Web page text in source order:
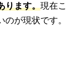
ります。現在こ
が現状です。